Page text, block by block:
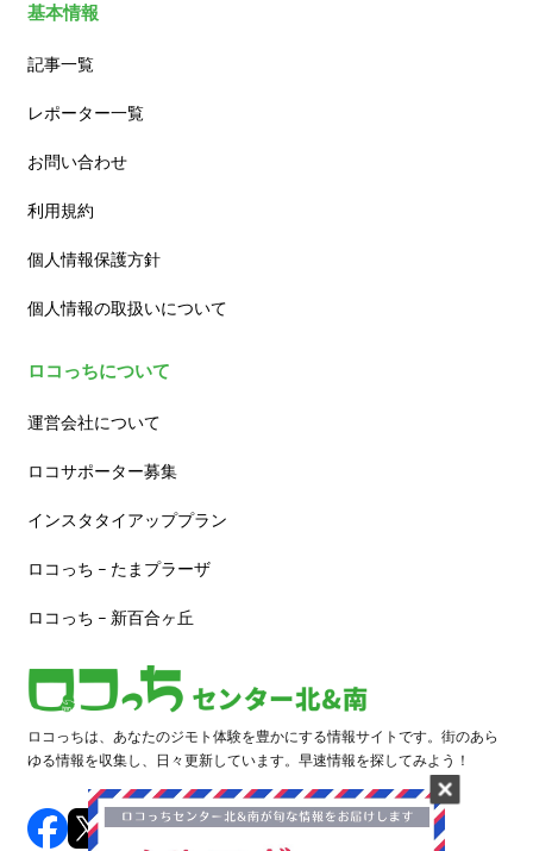
基本情報
記事一覧
レポーター一覧
お問い合わせ
利用規約
個人情報保護方針
個人情報の取扱いについて
ロコっちについて
運営会社について
ロコサポーター募集
インスタタイアッププラン
ロコっち – たまプラーザ
ロコっち – 新百合ヶ丘
ロコっちは、あなたのジモト体験を豊かにする情報サイトです。街のあら
ゆる情報を収集し、日々更新しています。早速情報を探してみよう！